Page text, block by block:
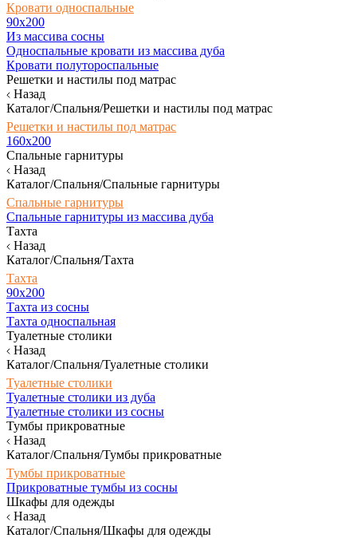
Кровати односпальные
90х200
Из массива сосны
Односпальные кровати из массива дуба
Кровати полутороспальные
Решетки и настилы под матрас
Назад
Каталог/Спальня/Решетки и настилы под матрас
Решетки и настилы под матрас
160х200
Спальные гарнитуры
Назад
Каталог/Спальня/Спальные гарнитуры
Спальные гарнитуры
Спальные гарнитуры из массива дуба
Тахта
Назад
Каталог/Спальня/Тахта
Тахта
90х200
Тахта из сосны
Тахта односпальная
Туалетные столики
Назад
Каталог/Спальня/Туалетные столики
Туалетные столики
Туалетные столики из дуба
Туалетные столики из сосны
Тумбы прикроватные
Назад
Каталог/Спальня/Тумбы прикроватные
Тумбы прикроватные
Прикроватные тумбы из сосны
Шкафы для одежды
Назад
Каталог/Спальня/Шкафы для одежды